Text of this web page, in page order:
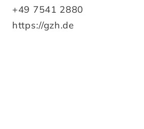
Progetti
Telefono
+49 7541 2880
Website
https://gzh.de